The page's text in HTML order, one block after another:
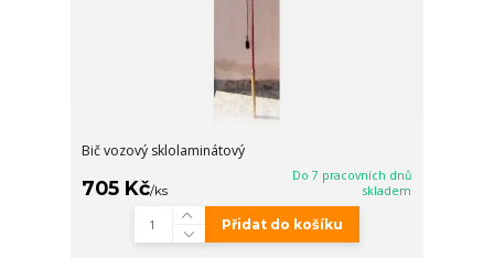
Bič vozový sklolaminátový
705 Kč/ks
Do 7 pracovních dnů
skladem
Přidat do košíku